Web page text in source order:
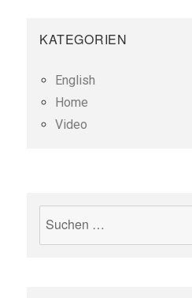
KATEGORIEN
English
Home
Video